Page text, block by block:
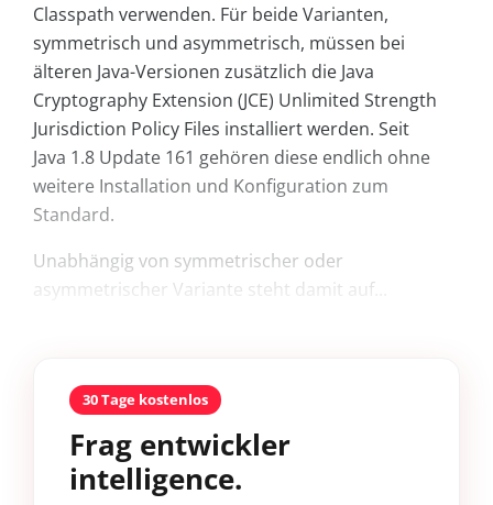
Classpath verwenden. Für beide Varianten,
symmetrisch und asymmetrisch, müssen bei
älteren Java-Versionen zusätzlich die Java
Cryptography Extension (JCE) Unlimited Strength
Jurisdiction Policy Files installiert werden. Seit
Java 1.8 Update 161 gehören diese endlich ohne
weitere Installation und Konfiguration zum
Standard.
Unabhängig von symmetrischer oder
asymmetrischer Variante steht damit auf...
30 Tage kostenlos
Frag entwickler
intelligence.